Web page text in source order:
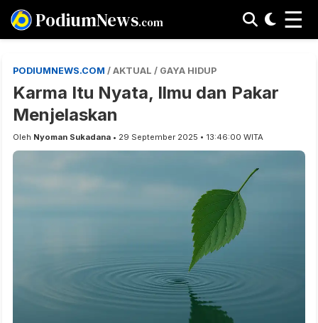
PodiumNews.com ☰
PODIUMNEWS.COM / AKTUAL / GAYA HIDUP
Karma Itu Nyata, Ilmu dan Pakar
Menjelaskan
Oleh Nyoman Sukadana • 29 September 2025 • 13:46:00 WITA